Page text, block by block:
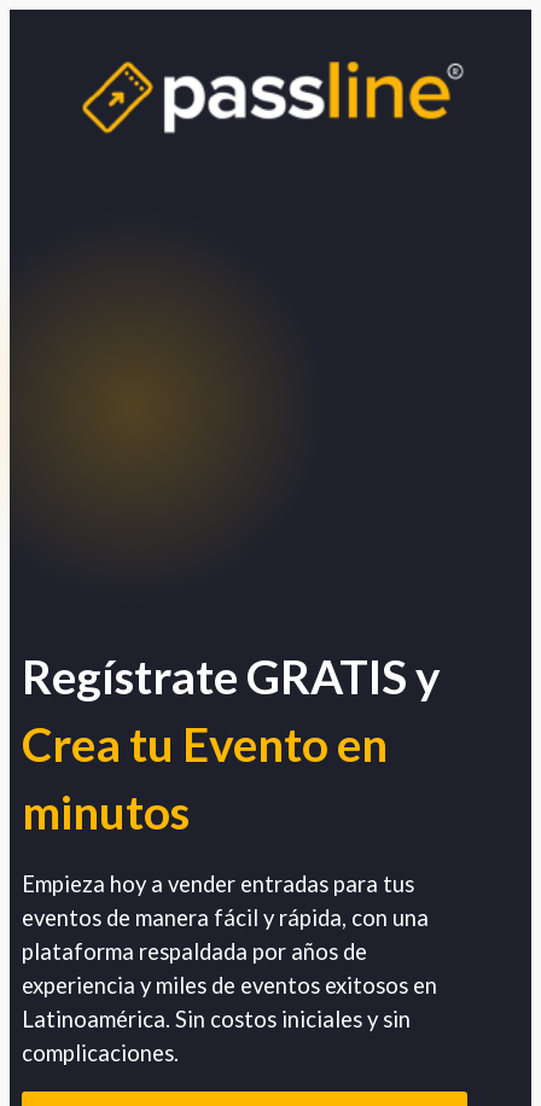
Regístrate GRATIS y
Crea tu Evento en
minutos
Empieza hoy a vender entradas para tus
eventos de manera fácil y rápida, con una
plataforma respaldada por años de
experiencia y miles de eventos exitosos en
Latinoamérica. Sin costos iniciales y sin
complicaciones.